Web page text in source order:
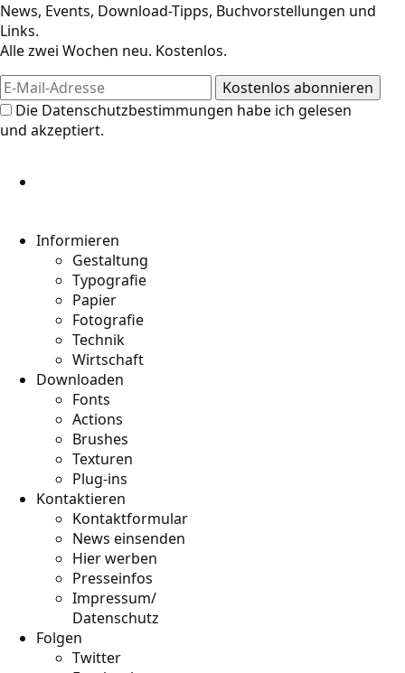
News, Events, Download-Tipps, Buchvorstellungen und
Links.
Alle zwei Wochen neu. Kostenlos.
Die Datenschutzbestimmungen habe ich gelesen
und akzeptiert.
Informieren
Gestaltung
Typografie
Papier
Fotografie
Technik
Wirtschaft
Downloaden
Fonts
Actions
Brushes
Texturen
Plug-ins
Kontaktieren
Kontaktformular
News einsenden
Hier werben
Presseinfos
Impressum/
Datenschutz
Folgen
Twitter